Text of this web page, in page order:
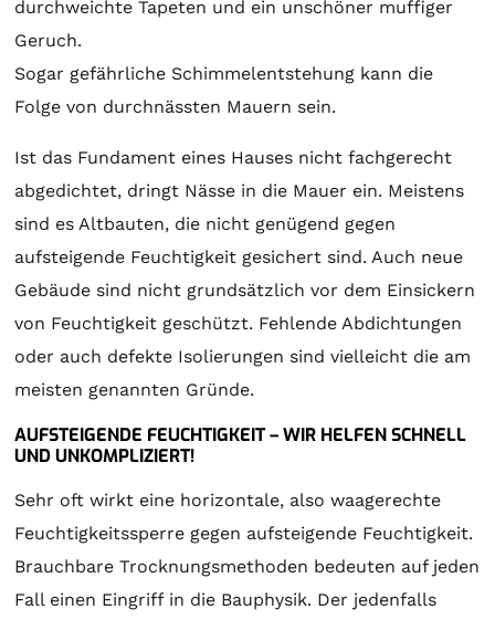
durchweichte Tapeten und ein unschöner muffiger
Geruch.
Sogar gefährliche Schimmelentstehung kann die
Folge von durchnässten Mauern sein.
Ist das Fundament eines Hauses nicht fachgerecht
abgedichtet, dringt Nässe in die Mauer ein. Meistens
sind es Altbauten, die nicht genügend gegen
aufsteigende Feuchtigkeit gesichert sind. Auch neue
Gebäude sind nicht grundsätzlich vor dem Einsickern
von Feuchtigkeit geschützt. Fehlende Abdichtungen
oder auch defekte Isolierungen sind vielleicht die am
meisten genannten Gründe.
AUFSTEIGENDE FEUCHTIGKEIT – WIR HELFEN SCHNELL
UND UNKOMPLIZIERT!
Sehr oft wirkt eine horizontale, also waagerechte
Feuchtigkeitssperre gegen aufsteigende Feuchtigkeit.
Brauchbare Trocknungsmethoden bedeuten auf jeden
Fall einen Eingriff in die Bauphysik. Der jedenfalls